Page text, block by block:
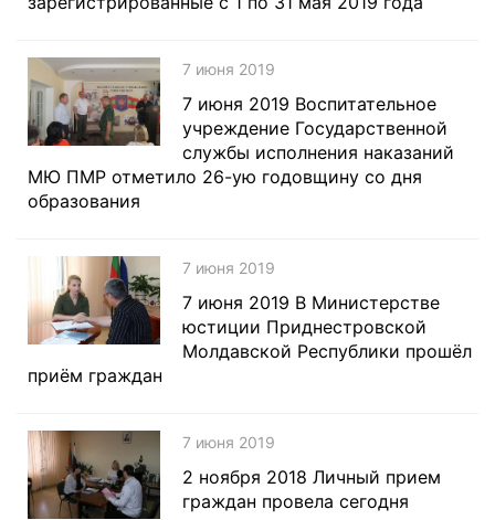
7 июня 2019
7 июня 2019 Воспитательное
учреждение Государственной
службы исполнения наказаний
МЮ ПМР отметило 26-ую годовщину со дня
образования
7 июня 2019
7 июня 2019 В Министерстве
юстиции Приднестровской
Молдавской Республики прошёл
приём граждан
7 июня 2019
2 ноября 2018 Личный прием
граждан провела сегодня